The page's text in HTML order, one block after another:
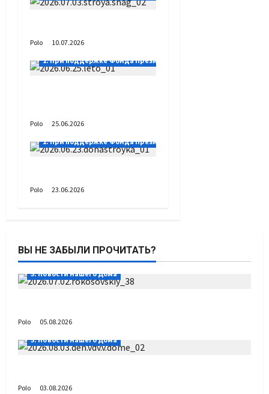
Polo
10.07.2026
1. При поддержке Фонда Президентских грантов
Polo
25.06.2026
1. При поддержке Фонда Президентских грантов
Polo 23.06.2026
ВЫ НЕ ЗАБЫЛИ ПРОЧИТАТЬ?
5. Новости нашего Дома
Polo
05.08.2026
5. Новости нашего Дома
Polo
03.08.2026